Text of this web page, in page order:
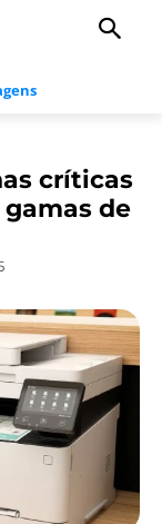
críticas
de